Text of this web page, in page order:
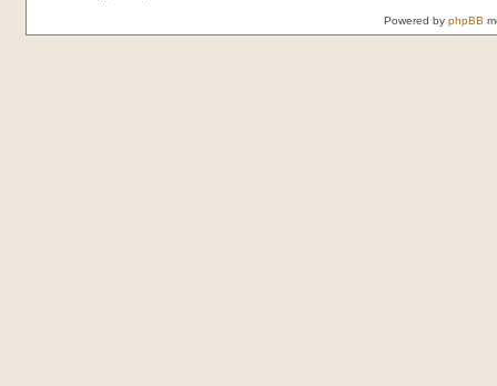
Powered by phpBB